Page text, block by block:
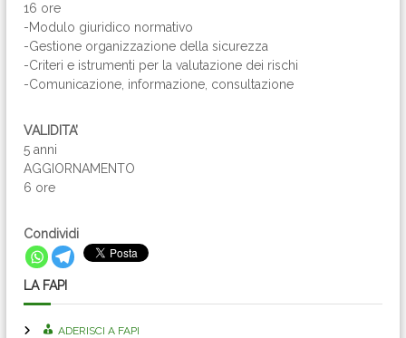
16 ore
-Modulo giuridico normativo
-Gestione organizzazione della sicurezza
-Criteri e istrumenti per la valutazione dei rischi
-Comunicazione, informazione, consultazione
VALIDITA’
5 anni
AGGIORNAMENTO
6 ore
Condividi
LA FAPI
ADERISCI A FAPI